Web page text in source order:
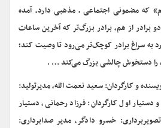
که مضمونی اجتماعی ـ مذهبی دارد، آمده
از هم، برادر بزرگ‌تر که آخرین ساعات
به سراغ برادر کوچک‌تر می‌رود تا وصیت کند؛
را دستخوش چالشی بزرگ می‌کند … .
و کارگردان: سعید نعمت الله، مدیرتولید:
دستیار اول کارگردان: فرزاد رحمانی، دستیار
خسرو دادگر، مدیر صدابرداری: